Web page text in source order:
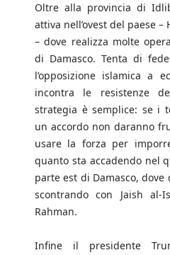
Oltre alla provincia di
attiva nell’ovest del paese –
– dove realizza molte
di Damasco. Tenta di
l’opposizione islamica a
incontra le resistenze
strategia è semplice: se i
un accordo non daranno
usare la forza per
quanto sta accadendo nel
parte est di Damasco,
scontrando con Jaish al-
Rahman.
Infine il presidente